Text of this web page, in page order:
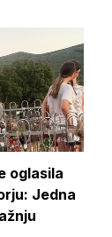
oglasila
Jedna